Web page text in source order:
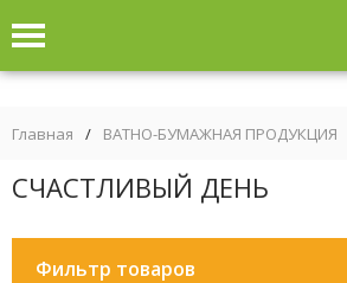
Главная / ВАТНО-БУМАЖНАЯ ПРОДУКЦИЯ
СЧАСТЛИВЫЙ ДЕНЬ
Фильтр товаров